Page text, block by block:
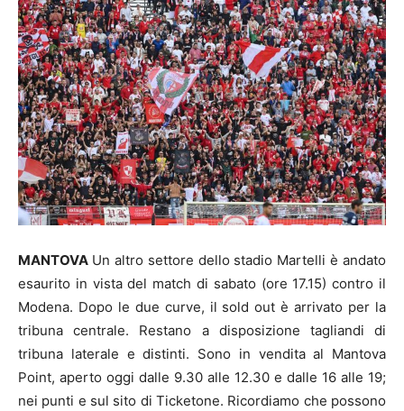
MANTOVA Un altro settore dello stadio Martelli è andato
esaurito in vista del match di sabato (ore 17.15) contro il
Modena. Dopo le due curve, il sold out è arrivato per la
tribuna centrale. Restano a disposizione tagliandi di
tribuna laterale e distinti. Sono in vendita al Mantova
Point, aperto oggi dalle 9.30 alle 12.30 e dalle 16 alle 19;
nei punti e sul sito di Ticketone. Ricordiamo che possono